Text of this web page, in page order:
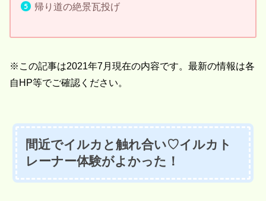
帰り道の絶景瓦投げ
※この記事は2021年7月現在の内容です。最新の情報は各
自HP等でご確認ください。
間近でイルカと触れ合い♡イルカト
レーナー体験がよかった！